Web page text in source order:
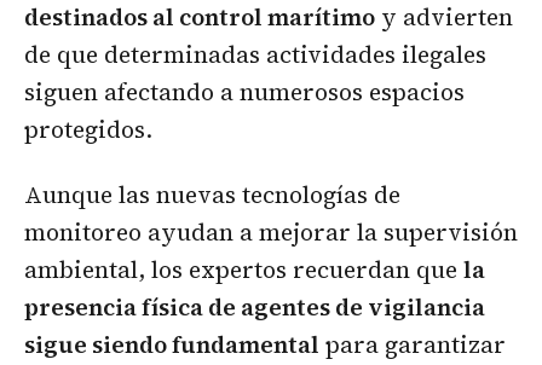
destinados al control marítimo y advierten
de que determinadas actividades ilegales
siguen afectando a numerosos espacios
protegidos.
Aunque las nuevas tecnologías de
monitoreo ayudan a mejorar la supervisión
ambiental, los expertos recuerdan que la
presencia física de agentes de vigilancia
sigue siendo fundamental para garantizar